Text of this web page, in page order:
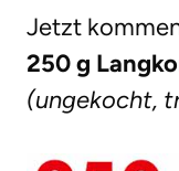
Jetzt
250 g
(ungekocht,